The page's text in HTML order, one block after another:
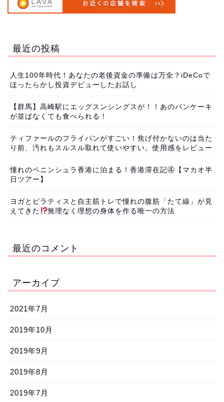
最近の投稿
人生100年時代！あなたの老後資金の準備は万全？iDeCoで
ほったらかし投資デビューしたお話し
【群馬】高崎駅にエッグスンシングスが！！あのパンケーキ
が並ばなくても食べられる！
ティファールのフライパンがすごい！焦げ付かないのは当た
り前、汚れもスルスル取れて使いやすい。使用感をレビュー
憧れのペニンシュラ香港に泊まる！香港滞在記④【マカオ半
日ツアー】
ヨガとピラティスと自主筋トレで憧れの腹筋「たて線」が見
えてきた
無理なく理想の身体を作る唯一の方法
最近のコメント
アーカイブ
2021年7月
2019年10月
2019年9月
2019年8月
2019年7月